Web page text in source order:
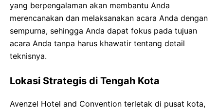
yang berpengalaman akan membantu Anda
merencanakan dan melaksanakan acara Anda dengan
sempurna, sehingga Anda dapat fokus pada tujuan
acara Anda tanpa harus khawatir tentang detail
teknisnya.
Lokasi Strategis di Tengah Kota
Avenzel Hotel and Convention terletak di pusat kota,